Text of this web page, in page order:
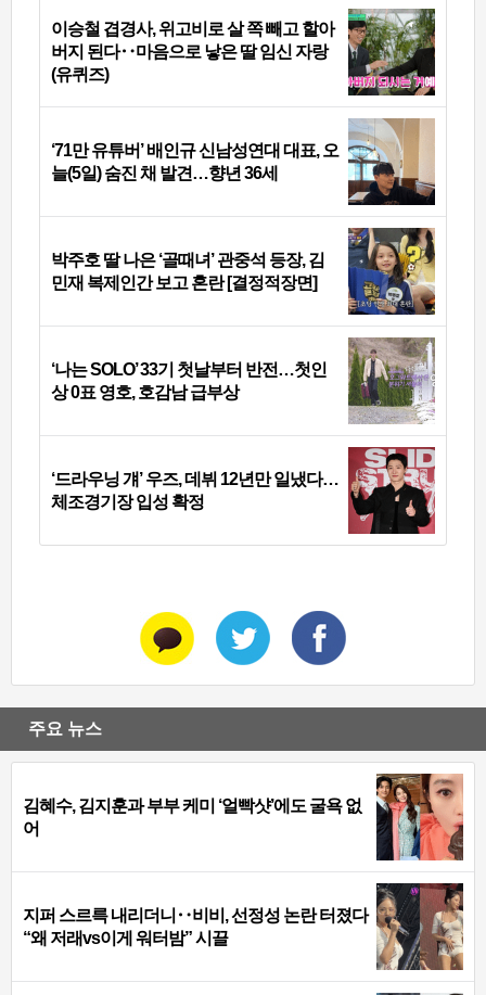
이승철 겹경사, 위고비로 살 쪽 빼고 할아
버지 된다‥마음으로 낳은 딸 임신 자랑
(유퀴즈)
‘71만 유튜버’ 배인규 신남성연대 대표, 오
늘(5일) 숨진 채 발견…향년 36세
박주호 딸 나은 ‘골때녀’ 관중석 등장, 김
민재 복제인간 보고 혼란 [결정적장면]
‘나는 SOLO’ 33기 첫날부터 반전…첫인
상 0표 영호, 호감남 급부상
‘드라우닝 걔’ 우즈, 데뷔 12년만 일냈다…
체조경기장 입성 확정
주요 뉴스
김혜수, 김지훈과 부부 케미 ‘얼빡샷’에도 굴욕 없
어
지퍼 스르륵 내리더니‥비비, 선정성 논란 터졌다
“왜 저래vs이게 워터밤” 시끌